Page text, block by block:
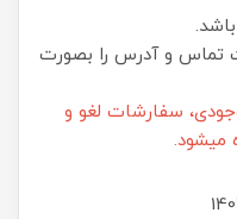
تماس و آدرس را بصورت
سفارشات لغو و
میشود.